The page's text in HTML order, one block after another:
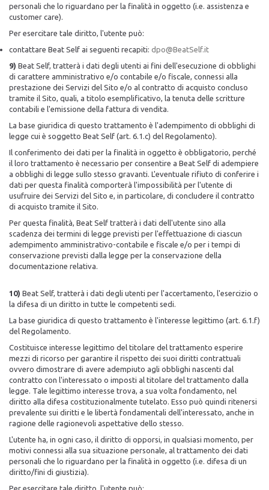
personali che lo riguardano per la finalità in oggetto (i.e. assistenza e
customer care).
Per esercitare tale diritto, l'utente può:
contattare Beat Self ai seguenti recapiti: dpo@BeatSelf.it
9) Beat Self, tratterà i dati degli utenti ai fini dell'esecuzione di obblighi
di carattere amministrativo e/o contabile e/o fiscale, connessi alla
prestazione dei Servizi del Sito e/o al contratto di acquisto concluso
tramite il Sito, quali, a titolo esemplificativo, la tenuta delle scritture
contabili e l'emissione della fattura di vendita.
La base giuridica di questo trattamento è l'adempimento di obblighi di
legge cui è soggetto Beat Self (art. 6.1.c) del Regolamento).
Il conferimento dei dati per la finalità in oggetto è obbligatorio, perché
il loro trattamento è necessario per consentire a Beat Self di adempiere
a obblighi di legge sullo stesso gravanti. L'eventuale rifiuto di conferire i
dati per questa finalità comporterà l'impossibilità per l'utente di
usufruire dei Servizi del Sito e, in particolare, di concludere il contratto
di acquisto tramite il Sito.
Per questa finalità, Beat Self tratterà i dati dell'utente sino alla
scadenza dei termini di legge previsti per l'effettuazione di ciascun
adempimento amministrativo-contabile e fiscale e/o per i tempi di
conservazione previsti dalla legge per la conservazione della
documentazione relativa.
10) Beat Self, tratterà i dati degli utenti per l'accertamento, l'esercizio o
la difesa di un diritto in tutte le competenti sedi.
La base giuridica di questo trattamento è l'interesse legittimo (art. 6.1.f)
del Regolamento.
Costituisce interesse legittimo del titolare del trattamento esperire
mezzi di ricorso per garantire il rispetto dei suoi diritti contrattuali
ovvero dimostrare di avere adempiuto agli obblighi nascenti dal
contratto con l'interessato o imposti al titolare del trattamento dalla
legge. Tale legittimo interesse trova, a sua volta fondamento, nel
diritto alla difesa costituzionalmente tutelato. Esso può quindi ritenersi
prevalente sui diritti e le libertà fondamentali dell'interessato, anche in
ragione delle ragionevoli aspettative dello stesso.
L'utente ha, in ogni caso, il diritto di opporsi, in qualsiasi momento, per
motivi connessi alla sua situazione personale, al trattamento dei dati
personali che lo riguardano per la finalità in oggetto (i.e. difesa di un
diritto/fini di giustizia).
Per esercitare tale diritto, l'utente può: